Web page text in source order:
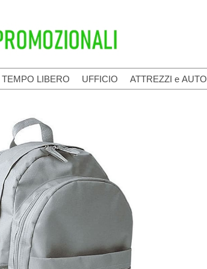
TEMPO LIBERO UFFICIO ATTREZZI e AUTO